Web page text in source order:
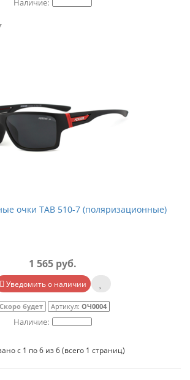
очки TAB 510-7 (поляризационные)
1 565 руб.
Уведомить о наличии
Скоро будет Артикул: ОЧ0004
с 1 по 6 из 6 (всего 1 страниц)